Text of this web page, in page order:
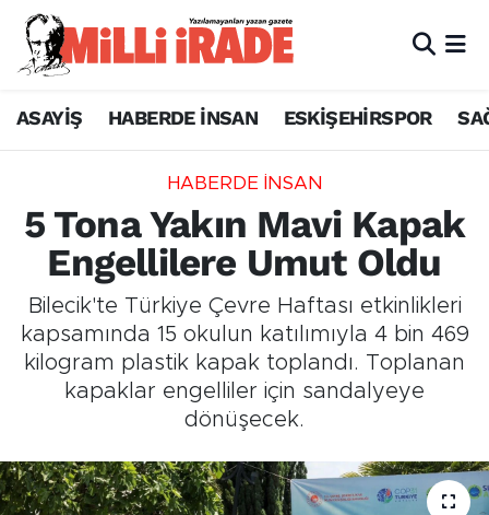
ASAYİŞ HABERDE İNSAN ESKİŞEHİRSPOR
HABERDE İNSAN
5 Tona Yakın Mavi Kapak
Engellilere Umut Oldu
Bilecik'te Türkiye Çevre Haftası etkinlikleri
kapsamında 15 okulun katılımıyla 4 bin 469
kilogram plastik kapak toplandı. Toplanan
kapaklar engelliler için sandalyeye
dönüşecek.